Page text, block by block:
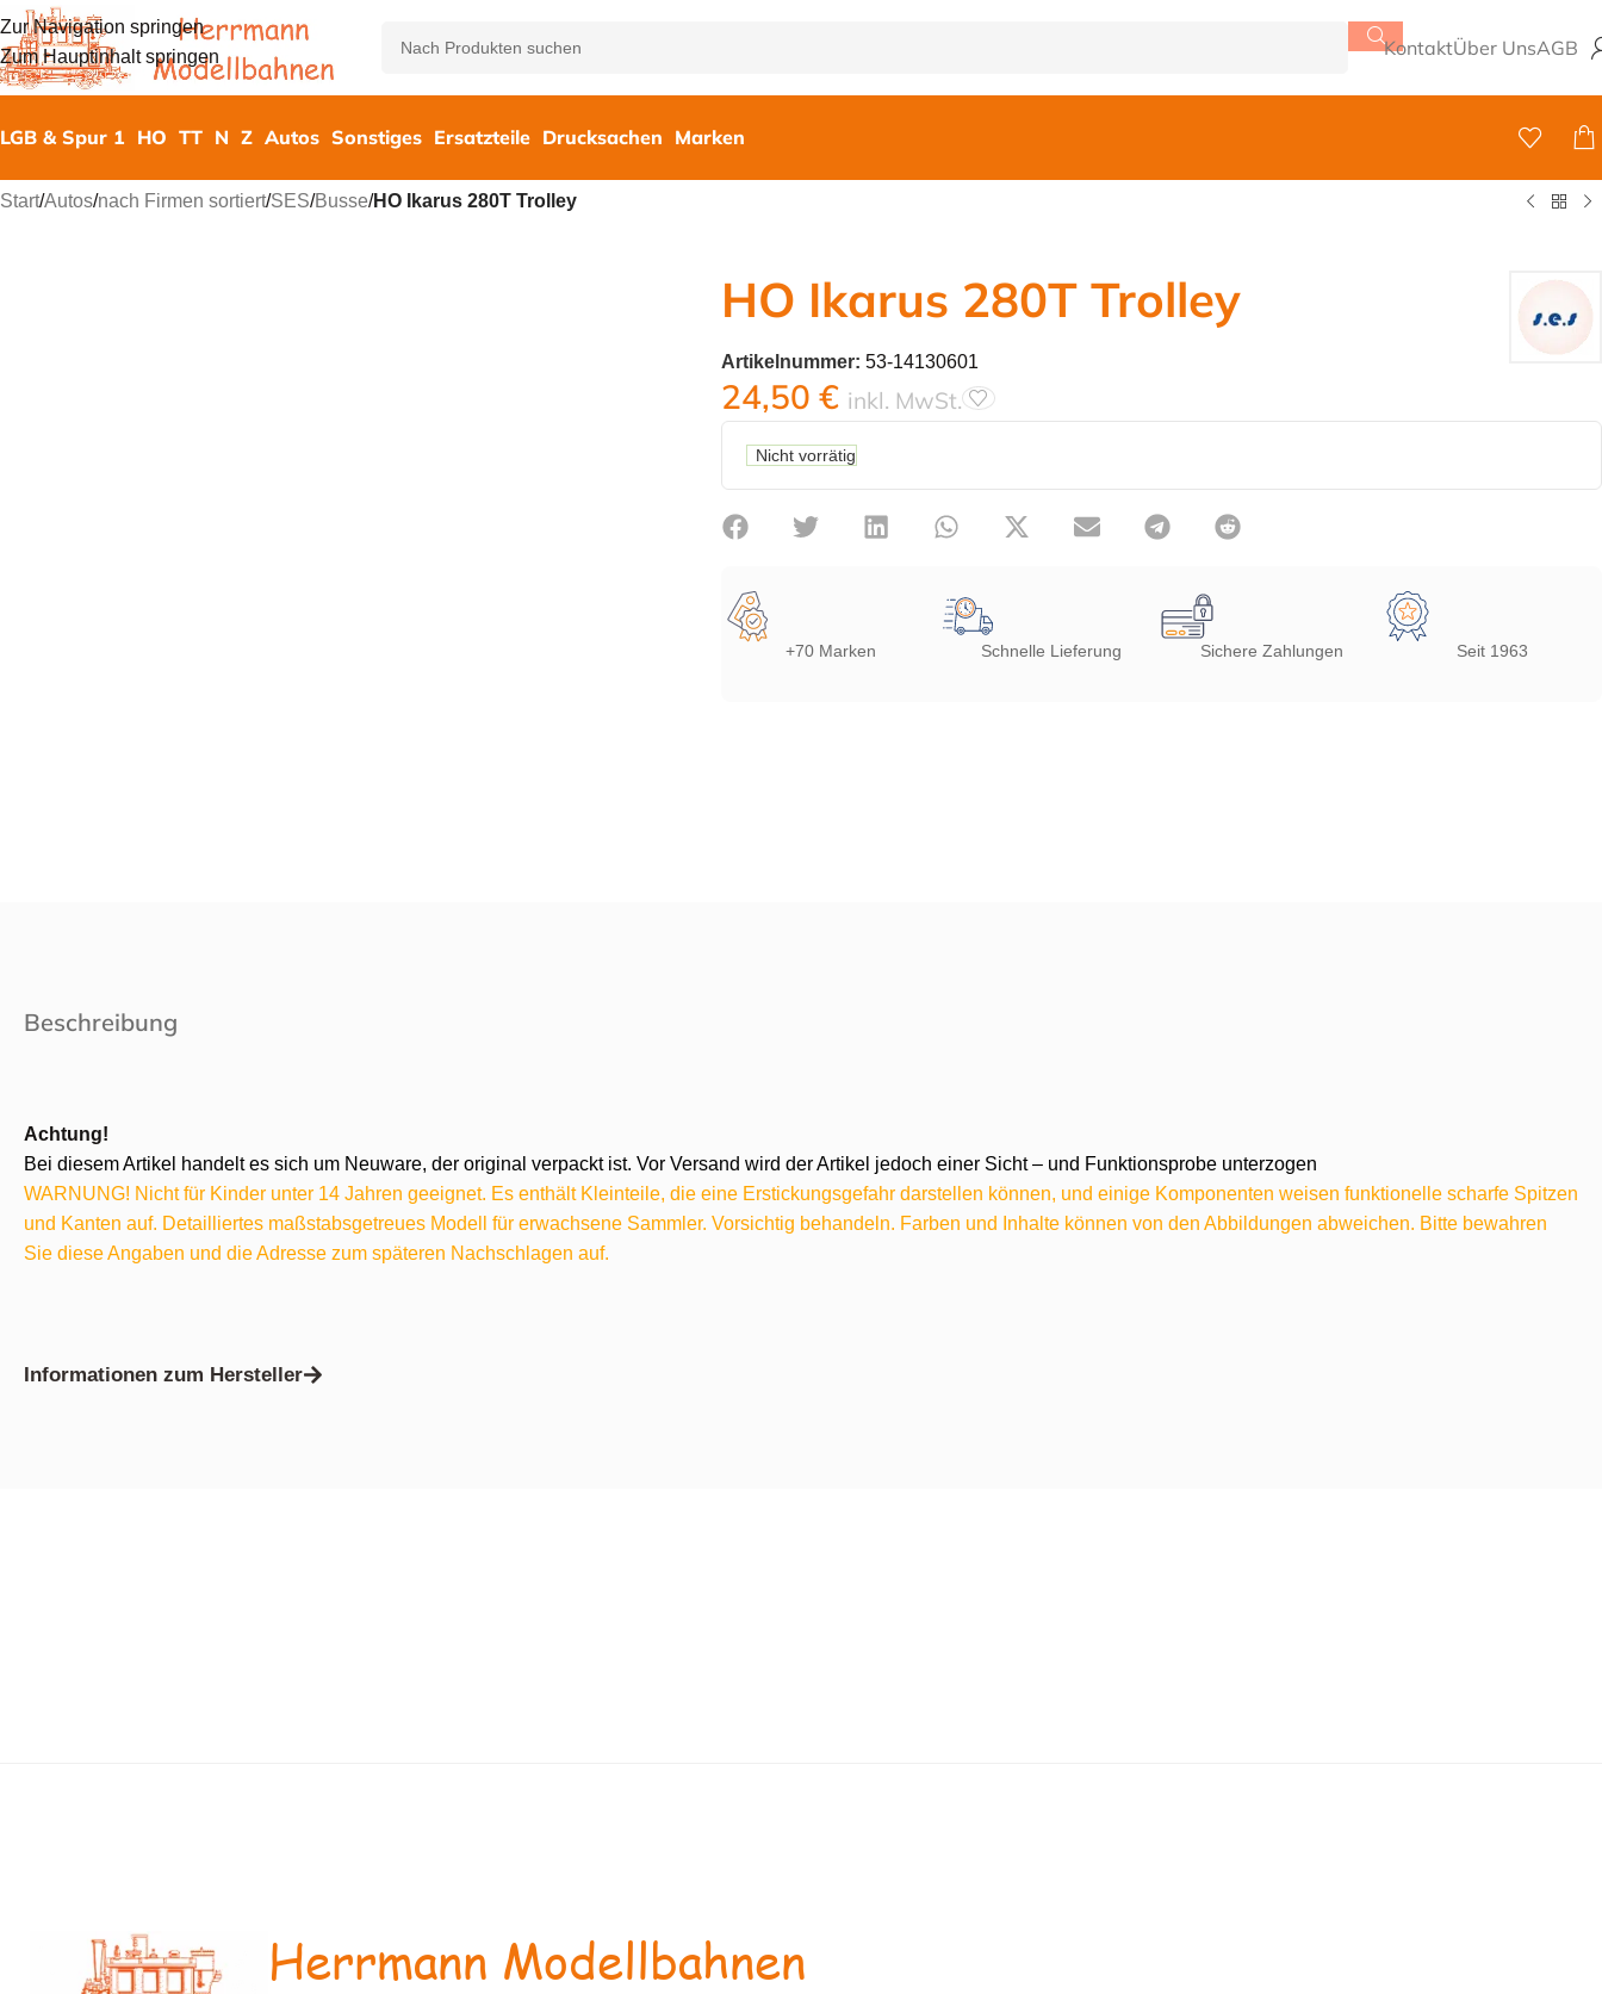
Zur Navigation springen
Zum Hauptinhalt springen
KontaktÜber UnsAGB
LGB & Spur 1 HO TT N Z Autos Sonstiges Ersatzteile Drucksachen Marken
Start/Autos/nach Firmen sortiert/SES/Busse/HO Ikarus 280T Trolley
HO Ikarus 280T Trolley
Artikelnummer: 53-14130601
24,50 € inkl. MwSt.
Nicht vorrätig
+70 Marken Schnelle Lieferung Sichere Zahlungen Seit 1963
Beschreibung
Achtung!
Bei diesem Artikel handelt es sich um Neuware, der original verpackt ist. Vor Versand wird der Artikel jedoch einer Sicht – und Funktionsprobe unterzogen
WARNUNG! Nicht für Kinder unter 14 Jahren geeignet. Es enthält Kleinteile, die eine Erstickungsgefahr darstellen können, und einige Komponenten weisen funktionelle scharfe Spitzen
und Kanten auf. Detailliertes maßstabsgetreues Modell für erwachsene Sammler. Vorsichtig behandeln. Farben und Inhalte können von den Abbildungen abweichen. Bitte bewahren
Sie diese Angaben und die Adresse zum späteren Nachschlagen auf.
Informationen zum Hersteller
Herrmann Modellbahnen